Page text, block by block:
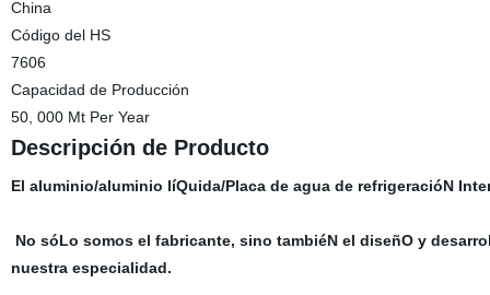
China
Código del HS
7606
Capacidad de Producción
50, 000 Mt Per Year
Descripción de Producto
El aluminio/aluminio líQuida/Placa de agua de refrigeracióN
No sóLo somos el fabricante, sino tambiéN el diseñO y
nuestra especialidad.